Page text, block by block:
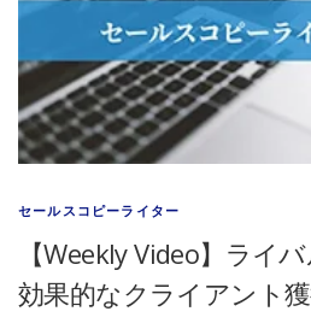
セールスコピーライター
【Weekly Video】ライ
効果的なクライアント